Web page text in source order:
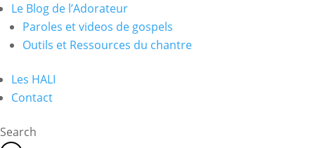
Le Blog de l’Adorateur
Paroles et videos de gospels
Outils et Ressources du chantre
Les HALI
Contact
Search